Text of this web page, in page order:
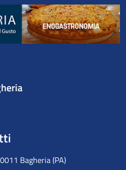
Bagheria (PA)